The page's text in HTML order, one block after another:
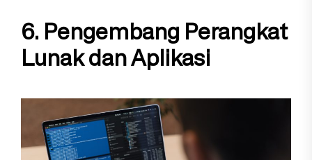
6. Pengembang Perangkat
Lunak dan Aplikasi